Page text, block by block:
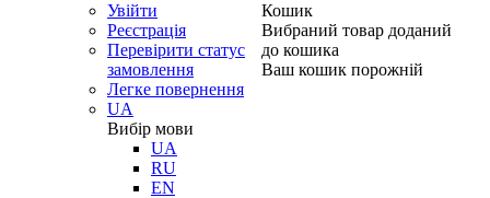
Увійти
Реєстрація
Перевірити статус
замовлення
Легке повернення
UA
Вибір мови
UA
RU
EN
Кошик
Вибраний товар доданий
до кошика
Ваш кошик порожній